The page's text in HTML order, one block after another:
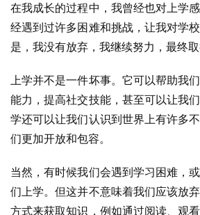
在我成长的过程中，我曾经也对上学
经遇到过许多困难和挑战，让我对学
是，我没有放弃，我继续努力，最终取
上学并不是一件坏事。它可以帮助我
能力，提高社交技能，甚至可以让我
学还可以让我们认识到世界上有许多
们更加开放和包容。
当然，有时候我们会遇到学习困难，
们上学。但这并不意味着我们应该放
方式来获取知识，例如通过阅读、观